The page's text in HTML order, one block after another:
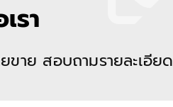
รา
ขาย สอบถามรายละเอียด